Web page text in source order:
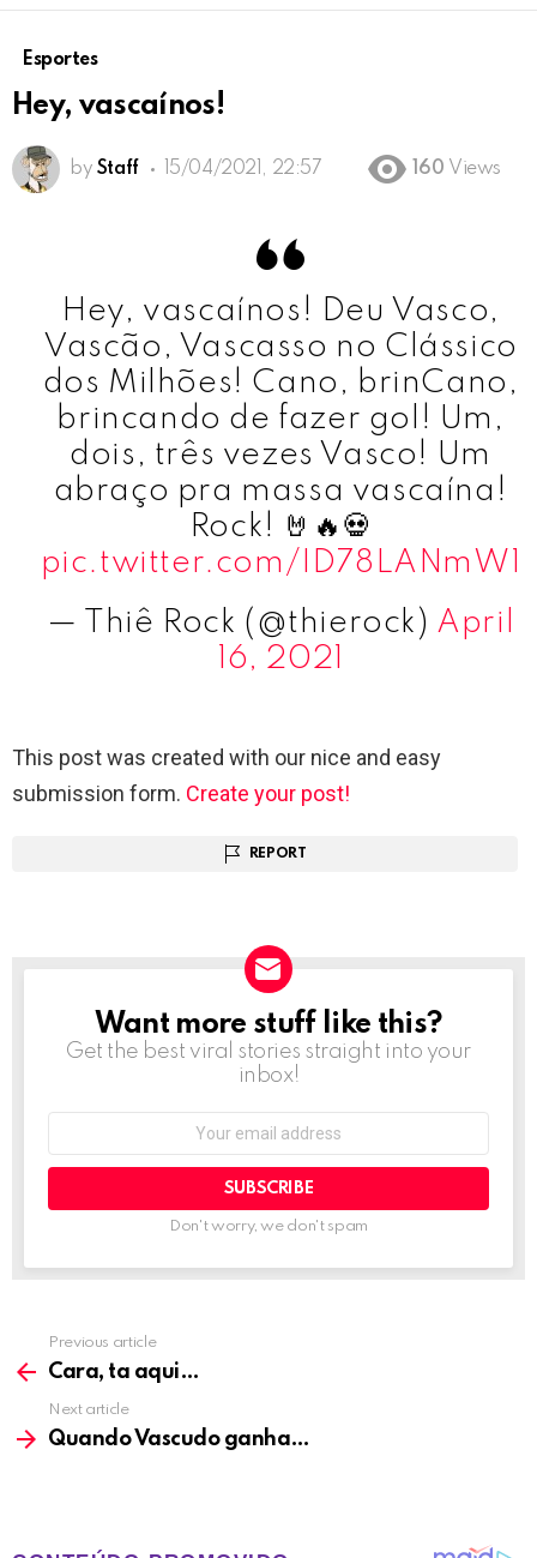
Esportes
Hey, vascaínos!
by Staff 15/04/2021, 22:57 160 Views
Hey, vascaínos! Deu Vasco,
Vascão, Vascasso no Clássico
dos Milhões! Cano, brinCano,
brincando de fazer gol! Um,
dois, três vezes Vasco! Um
abraço pra massa vascaína!
Rock! 🤘🔥💀
pic.twitter.com/ID78LANmW1
— Thiê Rock (@thierock) April
16, 2021
This post was created with our nice and easy
submission form. Create your post!
REPORT
NEWSLETTER
Want more stuff like this?
Get the best viral stories straight into your
inbox!
Don't worry, we don't spam
more
Previous article
Cara, ta aqui…
Next article
Quando Vascudo ganha…